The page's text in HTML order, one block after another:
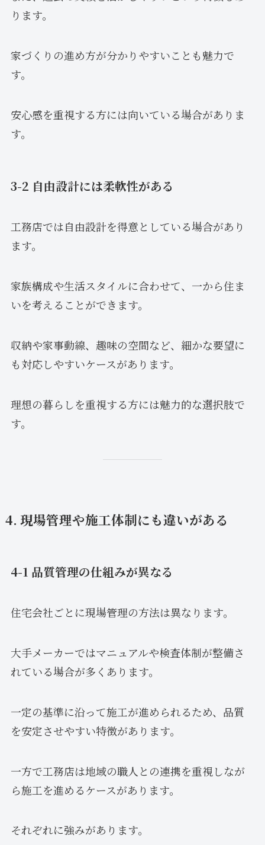
ります。
家づくりの進め方が分かりやすいことも魅力で
す。
安心感を重視する方には向いている場合がありま
す。
3-2 自由設計には柔軟性がある
工務店では自由設計を得意としている場合があり
ます。
家族構成や生活スタイルに合わせて、一から住ま
いを考えることができます。
収納や家事動線、趣味の空間など、細かな要望に
も対応しやすいケースがあります。
理想の暮らしを重視する方には魅力的な選択肢で
す。
4. 現場管理や施工体制にも違いがある
4-1 品質管理の仕組みが異なる
住宅会社ごとに現場管理の方法は異なります。
大手メーカーではマニュアルや検査体制が整備さ
れている場合が多くあります。
一定の基準に沿って施工が進められるため、品質
を安定させやすい特徴があります。
一方で工務店は地域の職人との連携を重視しなが
ら施工を進めるケースがあります。
それぞれに強みがあります。